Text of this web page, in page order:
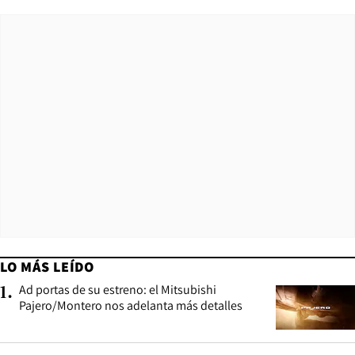
LO MÁS LEÍDO
1. Ad portas de su estreno: el Mitsubishi
Pajero/Montero nos adelanta más detalles